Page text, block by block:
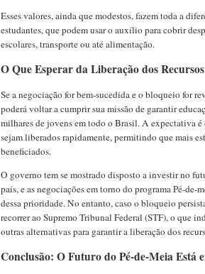
Esses valores, ainda que modestos, fazem toda a
estudantes, que podem usar o auxílio para cobrir
escolares, transporte ou até alimentação.
O Que Esperar da Liberação dos
Se a negociação for bem-sucedida e o bloqueio for
poderá voltar a cumprir sua missão de garantir
milhares de jovens em todo o Brasil. A expectativa é
sejam liberados rapidamente, permitindo que mais
beneficiados.
O governo tem se mostrado disposto a investir no
país, e as negociações em torno do programa Pé-de-
dessa prioridade. No entanto, caso o bloqueio
recorrer ao Supremo Tribunal Federal (STF), o que
outras alternativas para garantir a liberação dos
Conclusão: O Futuro do Pé-de-Meia Está